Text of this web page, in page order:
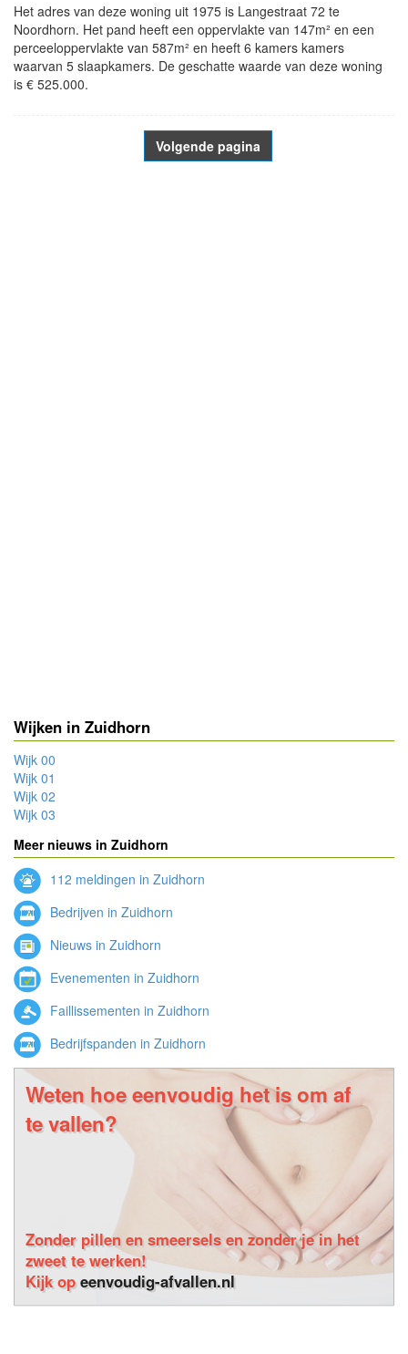
Het adres van deze woning uit 1975 is Langestraat 72 te
Noordhorn. Het pand heeft een oppervlakte van 147m² en een
perceeloppervlakte van 587m² en heeft 6 kamers kamers
waarvan 5 slaapkamers. De geschatte waarde van deze woning
is € 525.000.
Volgende pagina
Wijken in Zuidhorn
Wijk 00
Wijk 01
Wijk 02
Wijk 03
Meer nieuws in Zuidhorn
112 meldingen in Zuidhorn
Bedrijven in Zuidhorn
Nieuws in Zuidhorn
Evenementen in Zuidhorn
Faillissementen in Zuidhorn
Bedrijfspanden in Zuidhorn
Weten hoe eenvoudig het is om af
te vallen?
Zonder pillen en smeersels en zonder je in het
zweet te werken!
Kijk opeenvoudig-afvallen.nl